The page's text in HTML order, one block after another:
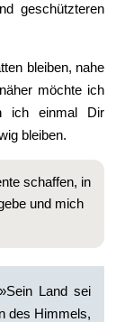
geschützteren
bleiben, nahe
möchte ich
ich einmal Dir
bleiben.
schaffen, in
und mich
Land sei
des Himmels,